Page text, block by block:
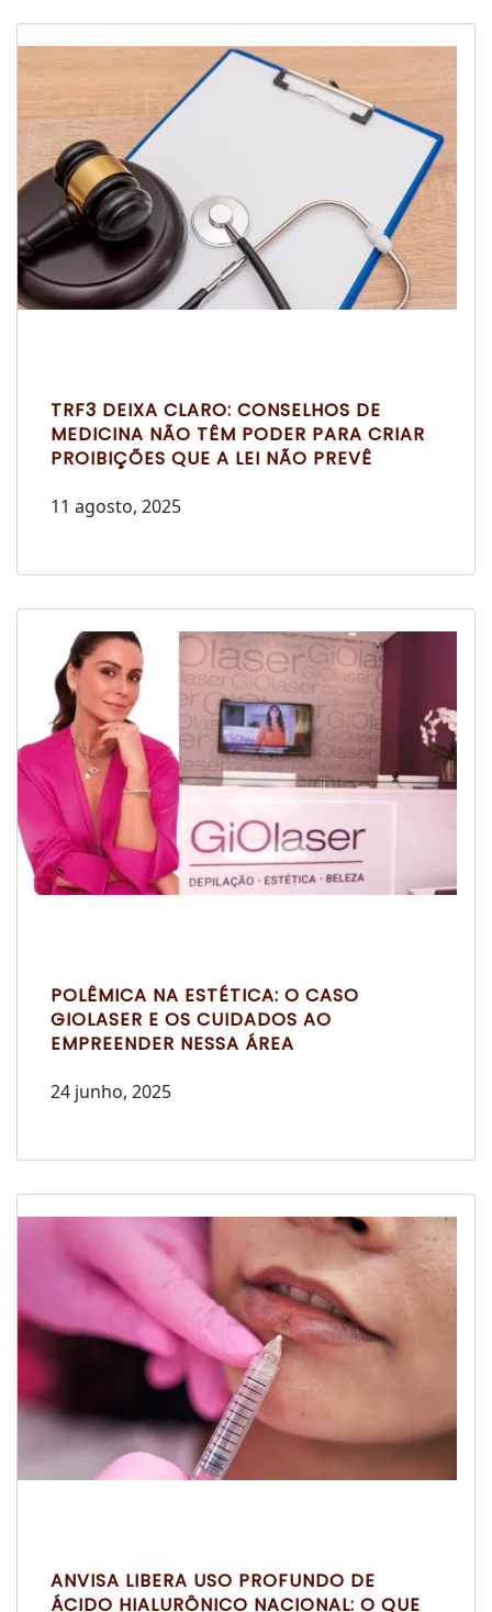
TRF3 DEIXA CLARO: CONSELHOS DE
MEDICINA NÃO TÊM PODER PARA CRIAR
PROIBIÇÕES QUE A LEI NÃO PREVÊ
11 agosto, 2025
POLÊMICA NA ESTÉTICA: O CASO
GIOLASER E OS CUIDADOS AO
EMPREENDER NESSA ÁREA
24 junho, 2025
ANVISA LIBERA USO PROFUNDO DE
ÁCIDO HIALURÔNICO NACIONAL: O QUE